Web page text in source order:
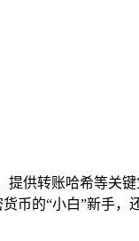
供转账哈希等关
币的“小白”新手，